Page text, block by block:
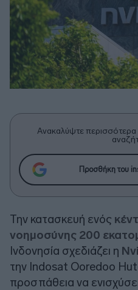
Ανακαλύψτε
Προσθήκη του
Την κατασκευή ενός
νοημοσύνης 200
Ινδονησία σχεδιάζει η
την Indosat Ooredoo
προσπάθεια να